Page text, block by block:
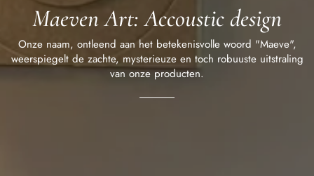
Maeven Art: Accoustic design
Onze naam, ontleend aan het betekenisvolle woord "Maeve",
weerspiegelt de zachte, mysterieuze en toch robuuste uitstraling
van onze producten.